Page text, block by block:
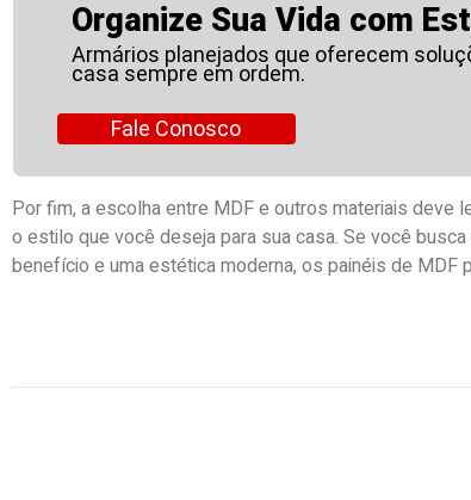
Organize Sua Vida com
Armários planejados que oferecem
casa sempre em ordem.
Fale Conosco
Por fim, a escolha entre MDF e outros materiais
o estilo que você deseja para sua casa. Se você
benefício e uma estética moderna, os painéis de MDF